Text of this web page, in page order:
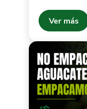
Ver más